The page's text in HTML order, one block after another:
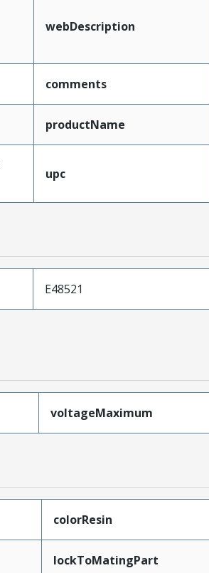
webDescription
comments
productName
upc
E48521
voltageMaximum
colorResin
lockToMatingPart